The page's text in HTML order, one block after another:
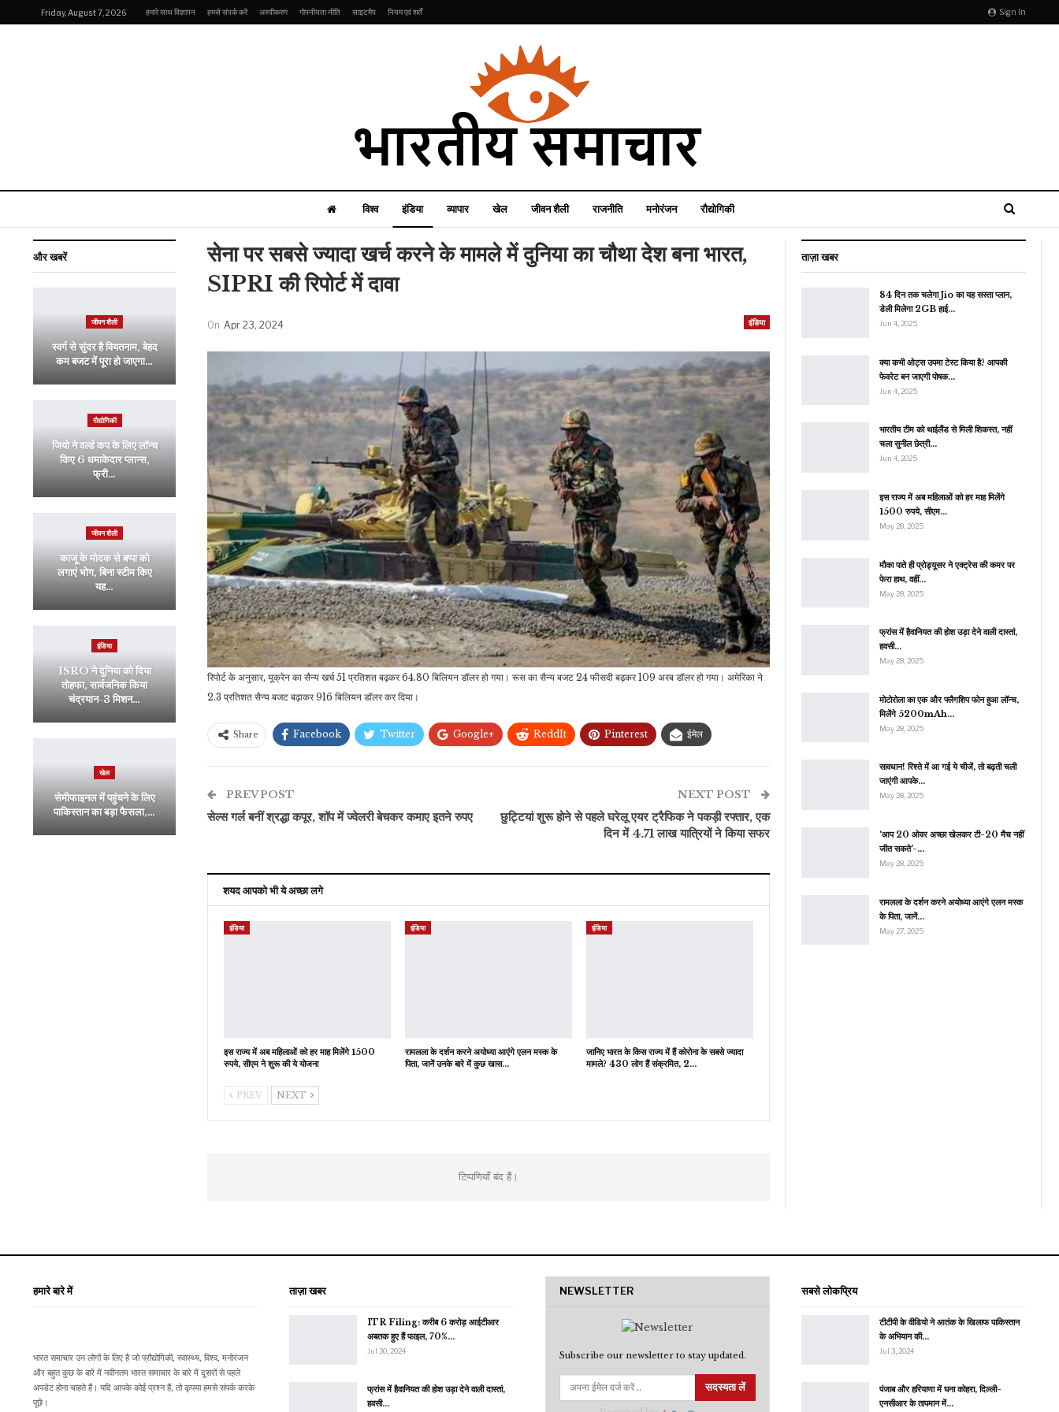
Sign In
Friday, August 7, 2026 हमारे साथ विज्ञापन हमसे संपर्क करें अस्वीकरण गोपनीयता नीति साइटमैप नियम एवं शर्तें
विश्व इंडिया व्यापार खेल जीवन शैली राजनीति मनोरंजन रौद्योगिकी
सेना पर सबसे ज्यादा खर्च करने के मामले में दुनिया का चौथा देश बना भारत,
SIPRI की रिपोर्ट में दावा
इंडिया
On Apr 23, 2024
रिपोर्ट के अनुसार, यूक्रेन का सैन्य खर्च 51 प्रतिशत बढ़कर 64.80 बिलियन डॉलर हो गया। रूस का सैन्य बजट 24 फीसदी बढ़कर 109 अरब डॉलर हो गया। अमेरिका ने
2.3 प्रतिशत सैन्य बजट बढ़ाकर 916 बिलियन डॉलर कर दिया।
Share Facebook Twitter Google+ ReddIt Pinterest ईमेल
PREV POST
सेल्स गर्ल बनीं श्रद्धा कपूर, शॉप में ज्वेलरी बेचकर कमाए इतने रुपए
NEXT POST
छुट्टियां शुरू होने से पहले घरेलू एयर ट्रैफिक ने पकड़ी रफ्तार, एक
दिन में 4.71 लाख यात्रियों ने किया सफर
शयद आपको भी ये अच्छा लगे
इंडिया
इस राज्य में अब महिलाओं को हर माह मिलेंगे 1500
रुपये, सीएम ने शुरू की ये योजना
इंडिया
रामलला के दर्शन करने अयोध्या आएंगे एलन मस्क के
पिता, जानें उनके बारे में कुछ खास…
इंडिया
जानिए भारत के किस राज्य में हैं कोरोना के सबसे ज्यादा
मामले? 430 लोग हैं संक्रमित, 2…
PREV NEXT
टिप्पणियाँ बंद हैं।
ताज़ा खबर
84 दिन तक चलेगा Jio का यह सस्ता प्लान,
डेली मिलेगा 2GB हाई…
Jun 4, 2025
क्या कभी ओट्स उपमा टेस्ट किया है? आपकी
फेवरेट बन जाएगी पोषक…
Jun 4, 2025
भारतीय टीम को थाईलैंड से मिली शिकस्त, नहीं
चला सुनील छेत्री…
Jun 4, 2025
इस राज्य में अब महिलाओं को हर माह मिलेंगे
1500 रुपये, सीएम…
May 28, 2025
मौका पाते ही प्रोड्यूसर ने एक्ट्रेस की कमर पर
फेरा हाथ, वहीं…
May 28, 2025
फ्रांस में हैवानियत की होश उड़ा देने वाली दास्तां,
हवसी…
May 28, 2025
मोटोरोला का एक और फ्लैगशिप फोन हुआ लॉन्च,
मिलेंगे 5200mAh…
May 28, 2025
सावधान! रिश्ते में आ गई ये चीजें, तो बढ़ती चली
जाएंगी आपके…
May 28, 2025
‘आप 20 ओवर अच्छा खेलकर टी-20 मैच नहीं
जीत सकते’-…
May 28, 2025
रामलला के दर्शन करने अयोध्या आएंगे एलन मस्क
के पिता, जानें…
May 27, 2025
और खबरें
जीवन शैली
स्वर्ग से सुंदर है वियतनाम, बेहद
कम बजट में पूरा हो जाएगा…
रौद्योगिकी
जियो ने वर्ल्ड कप के लिए लॉन्च
किए 6 धमाकेदार प्लान्स,
फ्री…
जीवन शैली
काजू के मोदक से बप्पा को
लगाएं भोग, बिना स्टीम किए
यह…
इंडिया
ISRO ने दुनिया को दिया
तोहफा, सार्वजनिक किया
चंद्रयान-3 मिशन…
खेल
सेमीफाइनल में पहुंचने के लिए
पाकिस्तान का बड़ा फैसला,…
हमारे बारे में
भारत समाचार उन लोगों के लिए है जो प्रौद्योगिकी, स्वास्थ्य, विश्व, मनोरंजन
और बहुत कुछ के बारे में नवीनतम भारत समाचार के बारे में दूसरों से पहले
अपडेट होना चाहते हैं। यदि आपके कोई प्रश्न हैं, तो कृपया हमसे संपर्क करके
पूछें।
ताज़ा खबर
ITR Filing: करीब 6 करोड़ आईटीआर
अबतक हुए हैं फाइल, 70%…
Jul 30, 2024
फ्रांस में हैवानियत की होश उड़ा देने वाली दास्तां,
हवसी…
NEWSLETTER
Subscribe our newsletter to stay updated.
सदस्यता लें
सबसे लोकप्रिय
टीटीपी के वीडियो ने आतंक के खिलाफ पाकिस्तान
के अभियान की…
Jul 3, 2024
पंजाब और हरियाणा में घना कोहरा, दिल्ली-
एनसीआर के तापमान में…